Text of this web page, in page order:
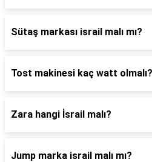
Sütaş markası israil malı mı?
Tost makinesi kaç watt olmalı?
Zara hangi İsrail malı?
Jump marka israil malı mı?